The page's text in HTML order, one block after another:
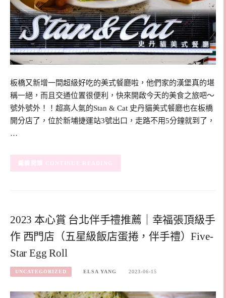
板橋又新增一間超級好吃的美式餐廳啦，他們家的漢堡真的堪
稱一絕，而且交通位置很便利，快來開啟今天的美食之旅吧～
號外號外！！超高人氣的Stan & Cat 史丹貓美式餐廳也在板橋
開分店了，位於新埔捷運站3號出口，走路不用5分鐘就到了，
…
CONTINUE READING
2023 本心賞 台北伴手禮推薦｜幸福張頂級手
作 西門店（五星級飯店蛋捲，伴手禮）Five-
Star Egg Roll
UNCATEGORIZED ELSA YANG 2023-06-15